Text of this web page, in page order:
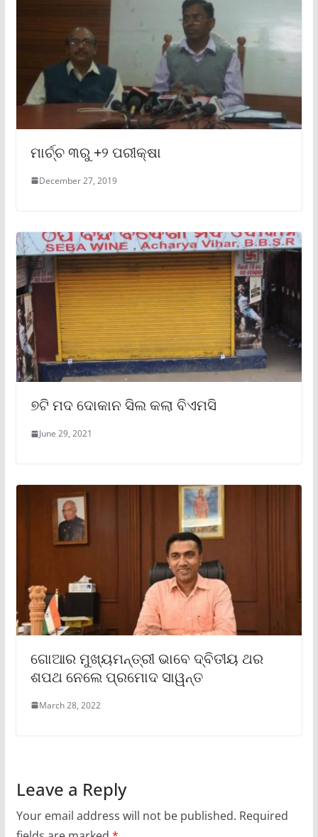
ମାର୍ଚ୍ଚ ୩ରୁ +୨ ପରୀକ୍ଷା
December 27, 2019
୭ଟି ମଦ ଦୋକାନ ସିଲ କଲା ବିଏମସି
June 29, 2021
ଗୋଆର ମୁଖ୍ୟମନ୍ତ୍ରୀ ଭାବେ ଦ୍ବିତୀୟ ଥର
ଶପଥ ନେଲେ ପ୍ରମୋଦ ସାୱନ୍ତ
March 28, 2022
Leave a Reply
Your email address will not be published. Required